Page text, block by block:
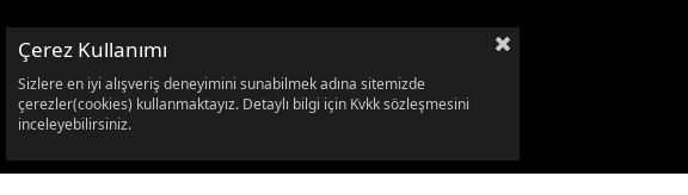
Çerez Kullanımı
Sizlere en iyi alışveriş deneyimini sunabilmek adına sitemizde
çerezler(cookies) kullanmaktayız. Detaylı bilgi için Kvkk sözleşmesini
inceleyebilirsiniz.